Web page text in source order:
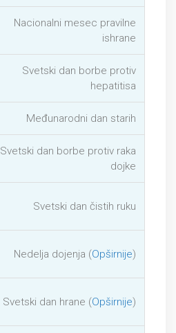
Nacionalni mesec pravilne
ishrane
Svetski dan borbe protiv
hepatitisa
Međunarodni dan starih
Svetski dan borbe protiv raka
dojke
Svetski dan čistih ruku
Nedelja dojenja (Opširnije)
Svetski dan hrane (Opširnije)